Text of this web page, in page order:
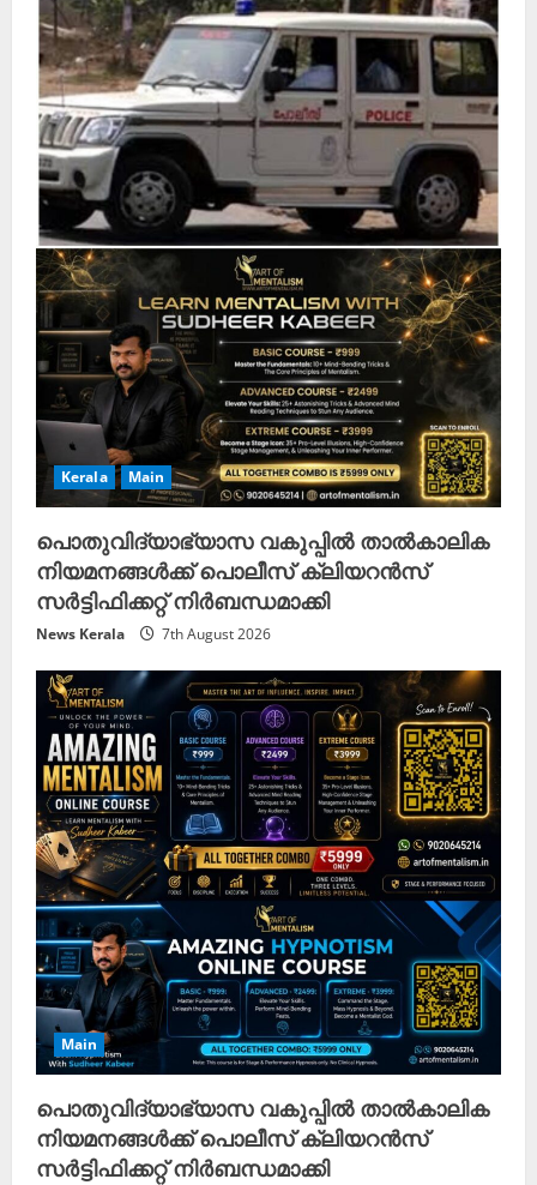
Kerala Main
പൊതുവിദ്യാഭ്യാസ വകുപ്പിൽ താൽകാലിക
നിയമനങ്ങൾക്ക് പൊലീസ് ക്ലിയറൻസ്
സർട്ടിഫിക്കറ്റ് നിർബന്ധമാക്കി
News Kerala 7th August 2026
Main
പൊതുവിദ്യാഭ്യാസ വകുപ്പിൽ താൽകാലിക
നിയമനങ്ങൾക്ക് പൊലീസ് ക്ലിയറൻസ്
സർട്ടിഫിക്കറ്റ് നിർബന്ധമാക്കി